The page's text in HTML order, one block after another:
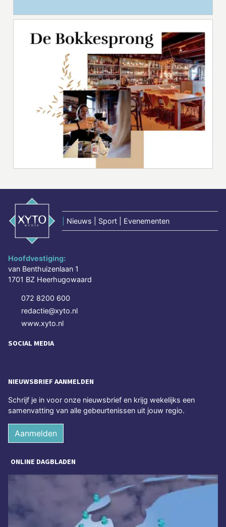
Nieuws | Sport | Evenementen
Hoofdvestiging:
van Benthuizenlaan 1
1701 BZ Heerhugowaard
072 8200 600
redactie@xyto.nl
www.xyto.nl
SOCIAL MEDIA
NIEUWSBRIEF AANMELDEN
Schrijf je in voor onze nieuwsbrief en krijg wekelijks een
samenvatting van alle gebeurtenissen uit jouw regio.
Aanmelden
ONLINE DAGBLADEN